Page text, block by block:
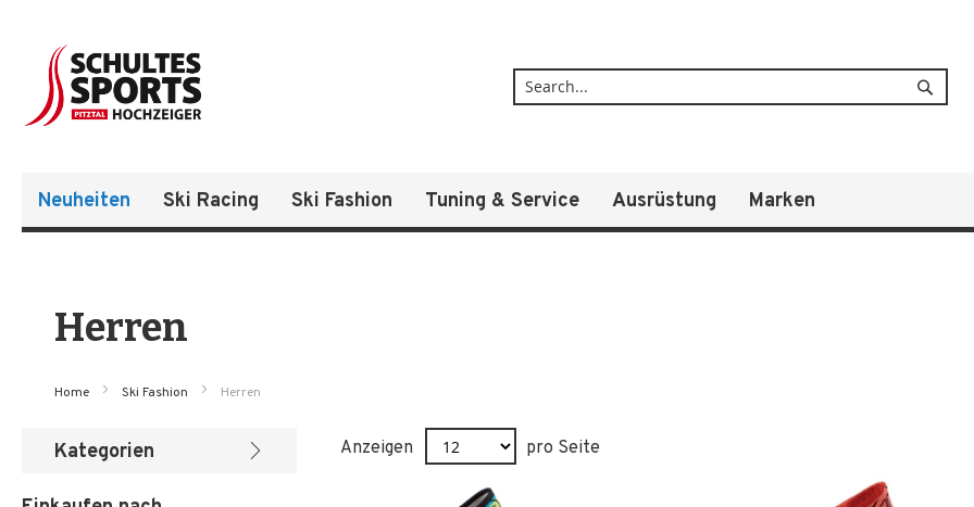
Suche
Neuheiten Ski Racing Ski Fashion Tuning & Service Ausrüstung Marken
Herren
Home Ski Fashion Herren
Anzeigen pro Seite
Kategorien